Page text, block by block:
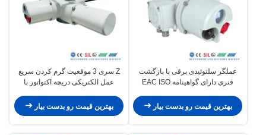
عملگر سلنوئیدی برقی با بازگشت
فنری دارای گواهینامه EAC ISO
بهترین قیمت رو بدست بیار
Z سری 3 موقعیت گرم کردن سریع
عمل الکتریکی دریچه اکتواتور با
بهترین قیمت رو بدست بیار